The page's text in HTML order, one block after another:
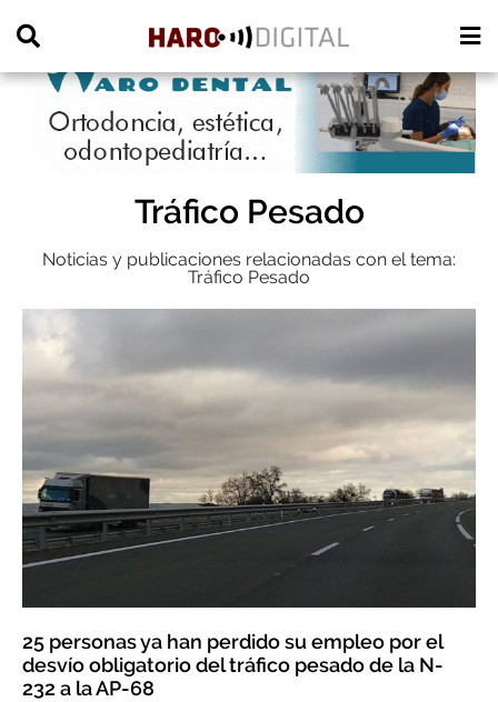
Tráfico Pesado
Noticias y publicaciones relacionadas con el tema:
Tráfico Pesado
25 personas ya han perdido su empleo por el
desvío obligatorio del tráfico pesado de la N-
232 a la AP-68